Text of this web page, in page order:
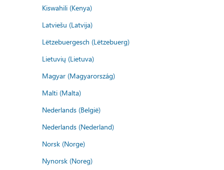
Kiswahili (Kenya)
Latviešu (Latvija)
Lëtzebuergesch (Lëtzebuerg)
Lietuvių (Lietuva)
Magyar (Magyarország)
Malti (Malta)
Nederlands (België)
Nederlands (Nederland)
Norsk (Norge)
Nynorsk (Noreg)